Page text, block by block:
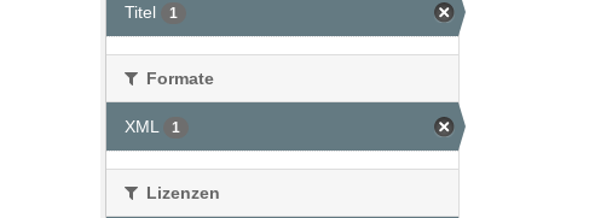
Titel 1
Formate
XML 1
Lizenzen